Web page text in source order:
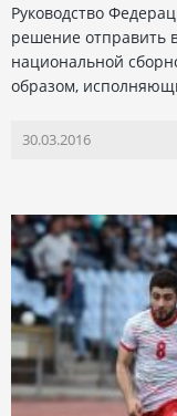
Руководство
решение отправить
национальной
образом,
30.03.2016